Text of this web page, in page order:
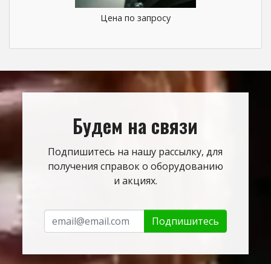
Цена по запросу
Будем на связи
Подпишитесь на нашу рассылку, для
получения справок о оборудованию
и акциях.
Подпишитесь